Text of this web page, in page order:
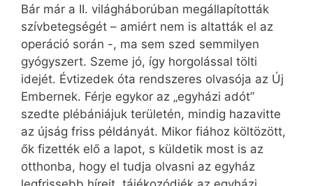
Bár már a II. világháborúban megállapították
szívbetegségét – amiért nem is altatták el az
operáció során -, ma sem szed semmilyen
gyógyszert. Szeme jó, így horgolással tölti
idejét. Évtizedek óta rendszeres olvasója az Új
Embernek. Férje egykor az „egyházi adót”
szedte plébániájuk területén, mindig hazavitte
az újság friss példányát. Mikor fiához költözött,
ők fizették elő a lapot, s küldetik most is az
otthonba, hogy el tudja olvasni az egyház